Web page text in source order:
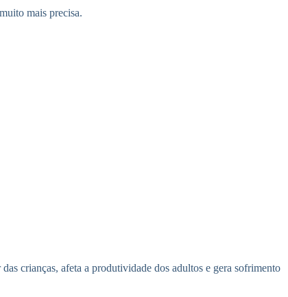
mais precisa.
crianças, afeta a produtividade dos adultos e gera sofrimento